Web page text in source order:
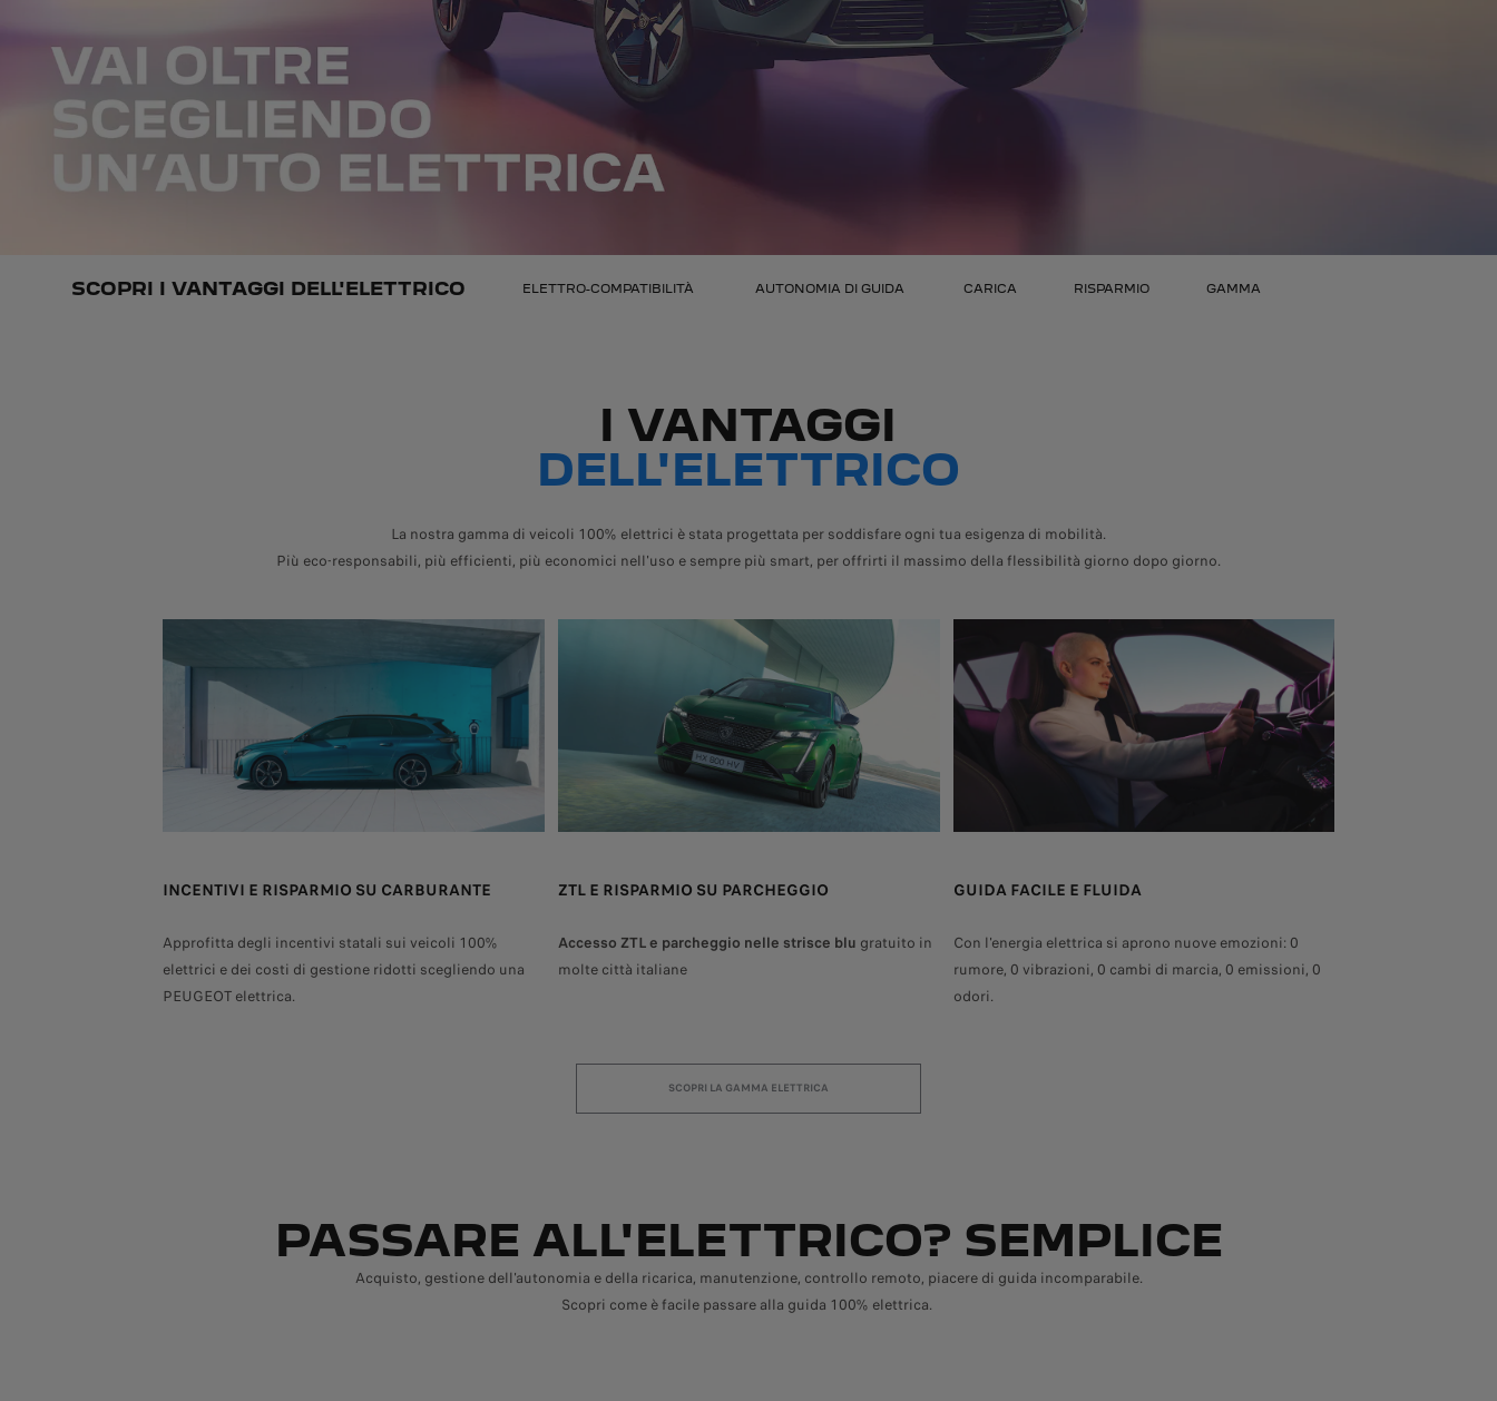
SCOPRI I VANTAGGI DELL'ELETTRICO ELETTRO-COMPATIBILITÀ AUTONOMIA DI GUIDA CARICA RISPARMIO GAMMA
I VANTAGGI
DELL'ELETTRICO
La nostra gamma di veicoli 100% elettrici è stata progettata per soddisfare ogni tua esigenza di mobilità.
Più eco-responsabili, più efficienti, più economici nell'uso e sempre più smart, per offrirti il massimo della flessibilità giorno dopo giorno.
INCENTIVI E RISPARMIO SU CARBURANTE
Approfitta degli incentivi statali sui veicoli 100%
elettrici e dei costi di gestione ridotti scegliendo una
PEUGEOT elettrica.
ZTL E RISPARMIO SU PARCHEGGIO
Accesso ZTL e parcheggio nelle strisce blu gratuito in
molte città italiane
GUIDA FACILE E FLUIDA
Con l'energia elettrica si aprono nuove emozioni: 0
rumore, 0 vibrazioni, 0 cambi di marcia, 0 emissioni, 0
odori.
SCOPRI LA GAMMA ELETTRICA
PASSARE ALL'ELETTRICO? SEMPLICE
Acquisto, gestione dell'autonomia e della ricarica, manutenzione, controllo remoto, piacere di guida incomparabile.
Scopri come è facile passare alla guida 100% elettrica.